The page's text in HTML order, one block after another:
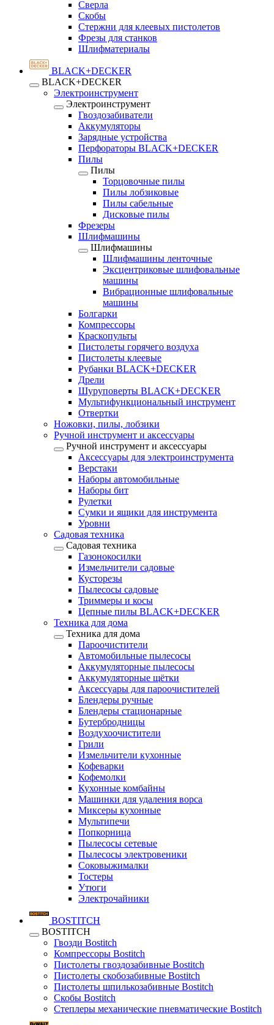
Сверла
Скобы
Стержни для клеевых пистолетов
Фрезы для станков
Шлифматериалы
BLACK+DECKER
BLACK+DECKER
Электроинструмент
Электроинструмент
Гвоздозабиватели
Аккумуляторы
Зарядные устройства
Перфораторы BLACK+DECKER
Пилы
Пилы
Торцовочные пилы
Пилы лобзиковые
Пилы сабельные
Дисковые пилы
Фрезеры
Шлифмашины
Шлифмашины
Шлифмашины ленточные
Эксцентриковые шлифовальные
машины
Вибрационные шлифовальные
машины
Болгарки
Компрессоры
Краскопульты
Пистолеты горячего воздуха
Пистолеты клеевые
Рубанки BLACK+DECKER
Дрели
Шуруповерты BLACK+DECKER
Мультифункциональный инструмент
Отвертки
Ножовки, пилы, лобзики
Ручной инструмент и аксессуары
Ручной инструмент и аксессуары
Аксессуары для электроинструмента
Верстаки
Наборы автомобильные
Наборы бит
Рулетки
Сумки и ящики для инструмента
Уровни
Садовая техника
Садовая техника
Газонокосилки
Измельчители садовые
Кусторезы
Пылесосы садовые
Триммеры и косы
Цепные пилы BLACK+DECKER
Техника для дома
Техника для дома
Пароочистители
Автомобильные пылесосы
Аккумуляторные пылесосы
Аккумуляторные щётки
Аксессуары для пароочистителей
Блендеры ручные
Блендеры стационарные
Бутербродницы
Воздухоочистители
Грили
Измельчители кухонные
Кофеварки
Кофемолки
Кухонные комбайны
Машинки для удаления ворса
Миксеры кухонные
Мультипечи
Попкорница
Пылесосы сетевые
Пылесосы электровеники
Соковыжималки
Тостеры
Утюги
Электрочайники
BOSTITCH
BOSTITCH
Гвозди Bostitch
Компрессоры Bostitch
Пистолеты гвоздозабивные Bostitch
Пистолеты скобозабивные Bostitch
Пистолеты шпилькозабивные Bostitch
Скобы Bostitch
Степлеры механические пневматические Bostitch